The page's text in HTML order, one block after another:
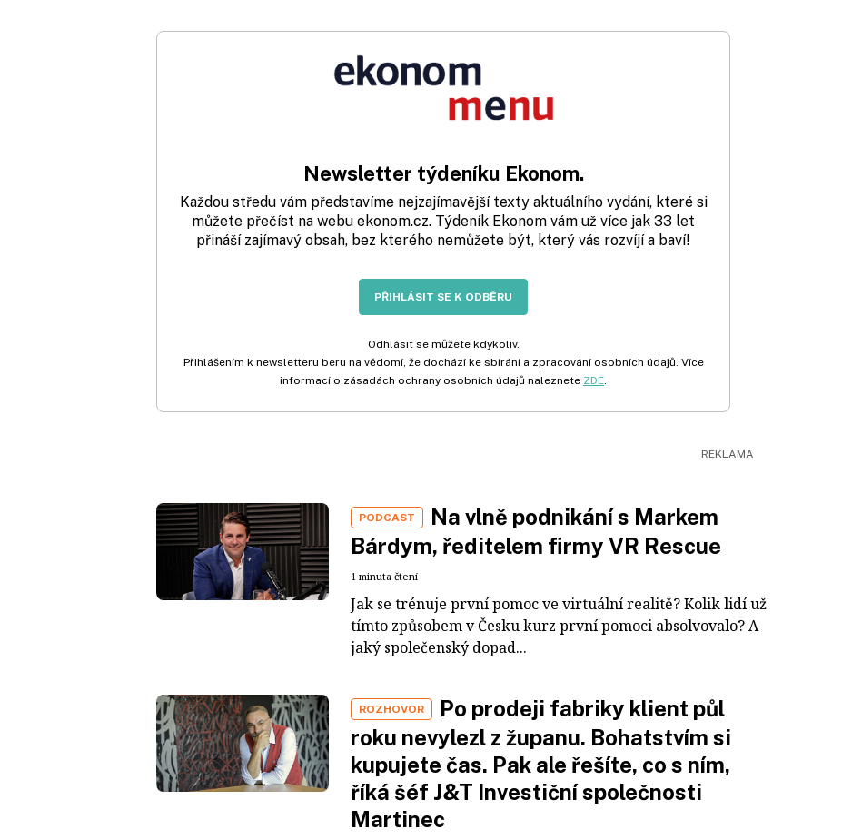
Newsletter týdeníku Ekonom.
Každou středu vám představíme nejzajímavější texty aktuálního vydání, které si
můžete přečíst na webu ekonom.cz. Týdeník Ekonom vám už více jak 33 let
přináší zajímavý obsah, bez kterého nemůžete být, který vás rozvíjí a baví!
PŘIHLÁSIT SE K ODBĚRU
Odhlásit se můžete kdykoliv.
Přihlášením k newsletteru beru na vědomí, že dochází ke sbírání a zpracování osobních údajů. Více
informací o zásadách ochrany osobních údajů naleznete ZDE
PODCAST
Na vlně podnikání s Markem
Bárdym, ředitelem firmy VR Rescue
1 minuta čtení
Jak se trénuje první pomoc ve virtuální realitě? Kolik lidí už
tímto způsobem v Česku kurz první pomoci absolvovalo? A
jaký společenský dopad...
ROZHOVOR
Po prodeji fabriky klient půl
roku nevylezl z županu. Bohatstvím si
kupujete čas. Pak ale řešíte, co s ním,
říká šéf J&T Investiční společnosti
Martinec